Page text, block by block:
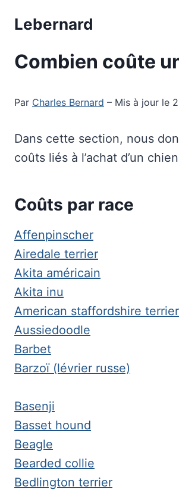
Lebernard
Combien coûte
Par Charles Bernard – Mis à jour le
Dans cette section, nous
coûts liés à l’achat d’un
Coûts par race
Affenpinscher
Airedale terrier
Akita américain
Akita inu
American staffordshire terrier
Aussiedoodle
Barbet
Barzoï (lévrier russe)
Basenji
Basset hound
Beagle
Bearded collie
Bedlington terrier